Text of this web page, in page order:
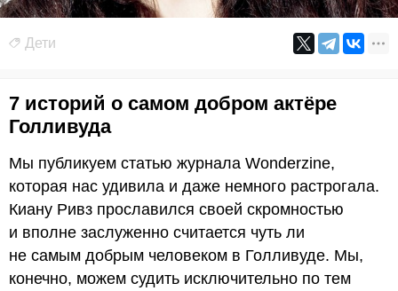
Дети
7 историй о самом добром актёре
Голливуда
Мы публикуем статью журнала Wonderzine,
которая нас удивила и даже немного растрогала.
Киану Ривз прославился своей скромностью
и вполне заслуженно считается чуть ли
не самым добрым человеком в Голливуде. Мы,
конечно, можем судить исключительно по тем